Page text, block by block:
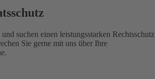
suchen einen leistungsstarken Rechtsschutz
Sie gerne mit uns über Ihre